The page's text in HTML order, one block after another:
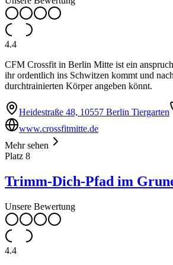
4.4
CFM Crossfit in Berlin Mitte ist ein
ihr ordentlich ins Schwitzen kommt und
durchtrainierten Körper angeben könnt.
Heidestraße 48, 10557 Berlin Tiergarten
www.crossfitmitte.de
Mehr sehen
Platz 8
Trimm-Dich-Pfad im
Unsere Bewertung
4.4